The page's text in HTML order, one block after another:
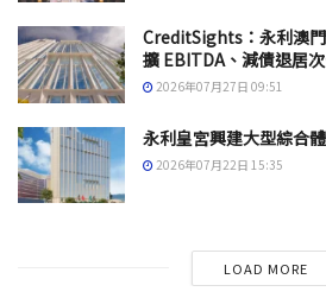
CreditSights：永利澳
擴 EBITDA、減債退居
2026年07月27日 09:51
永利皇宮興建大型綜合
2026年07月22日 15:35
LOAD MORE